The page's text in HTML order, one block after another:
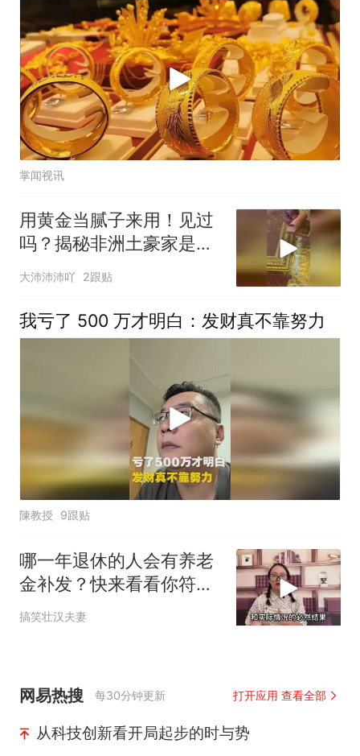
掌闻视讯
用黄金当腻子来用！见过
吗？揭秘非洲土豪家是如
何装修房屋的？
大沛沛沛吖 2跟贴
我亏了 500 万才明白：发财真不靠努力
陳教授 9跟贴
哪一年退休的人会有养老
金补发？快来看看你符合
条件吗？
搞笑壮汉夫妻
网易热搜 每30分钟更新 打开应用 查看全部
从科技创新看开局起步的时与势